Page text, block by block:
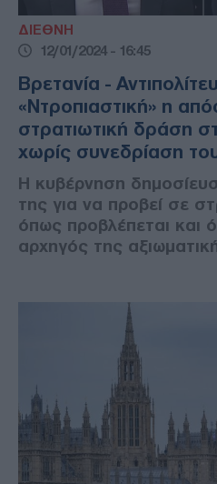
ΔΙΕΘΝΗ
12/01/2024 - 16:45
Βρετανία -
«Ντροπιαστική» η
στρατιωτική δράση
χωρίς συνεδρίαση
Η κυβέρνηση
της για να προβεί σε
όπως προβλέπεται και
αρχηγός της